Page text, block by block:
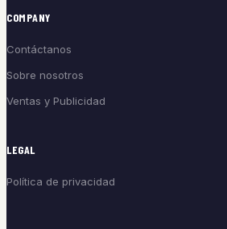
COMPANY
Contáctanos
Sobre nosotros
Ventas y Publicidad
LEGAL
Política de privacidad